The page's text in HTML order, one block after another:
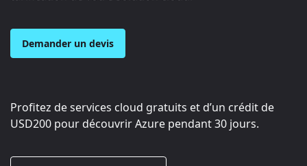
Demander un devis
Profitez de services cloud gratuits et d’un crédit de
USD200 pour découvrir Azure pendant 30 jours.